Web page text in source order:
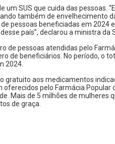
um SUS que cuida das pessoas.
também de envelhecimento
pessoas beneficiadas em 2024
país”, declarou a ministra da
de pessoas atendidas pelo
de beneficiários. No período, o
2024.
gratuito aos medicamentos
pelo Farmácia Popular
Mais de 5 milhões de mulheres
de graça.